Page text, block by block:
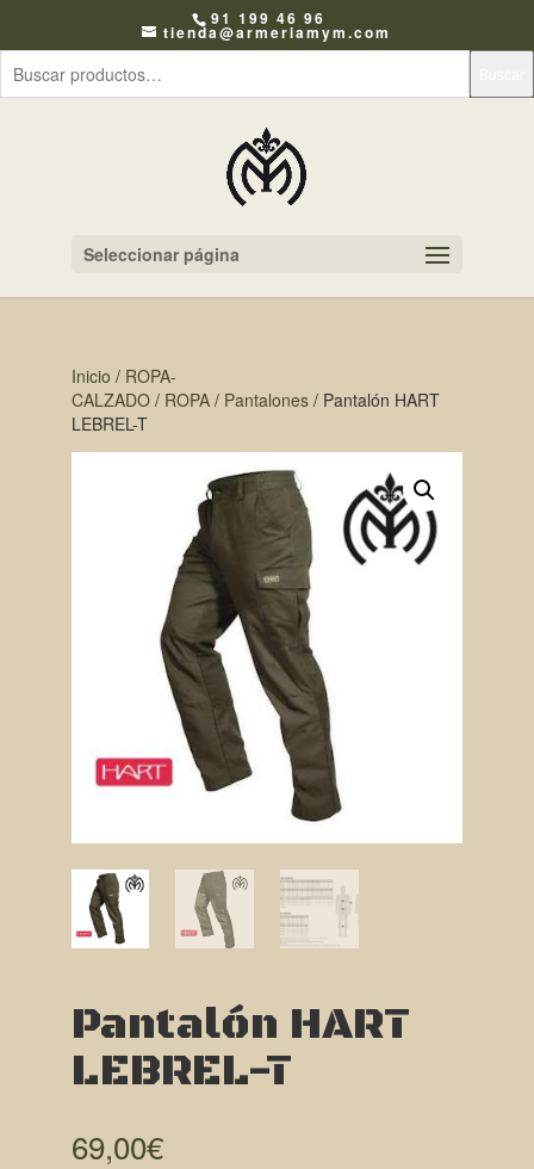
91 199 46 96
tienda@armeriamym.com
Seleccionar página
Inicio / ROPA-
CALZADO/ ROPA/ Pantalones/ Pantalón HART
LEBREL-T
Pantalón HART
LEBREL-T
69,00€